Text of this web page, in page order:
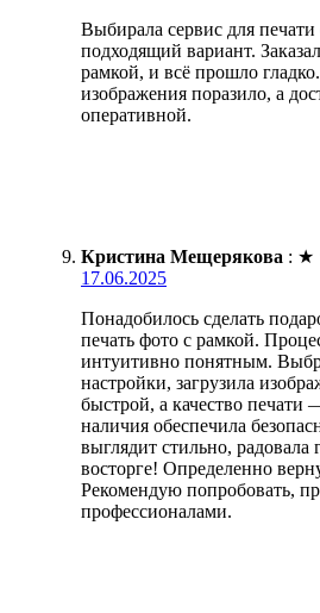
Выбирала сервис для
подходящий вариант.
рамкой, и всё прошло
изображения поразило, а
оперативной.
Кристина Мещерякова : ★
17.06.2025
Понадобилось сделать
печать фото с рамкой.
интуитивно понятным.
настройки, загрузила
быстрой, а качество печати
наличия обеспечила
выглядит стильно, радовала
восторге! Определенно
Рекомендую попробовать,
профессионалами.